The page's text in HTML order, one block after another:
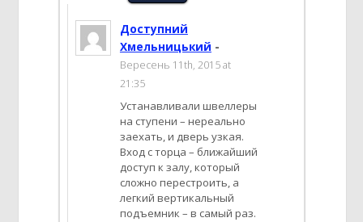
Доступний
Хмельницький -
Вересень 11th, 2015 at
21:35
Устанавливали швеллеры
на ступени – нереально
заехать, и дверь узкая.
Вход с торца – ближайший
доступ к залу, который
сложно перестроить, а
легкий вертикальный
подъемник – в самый раз.